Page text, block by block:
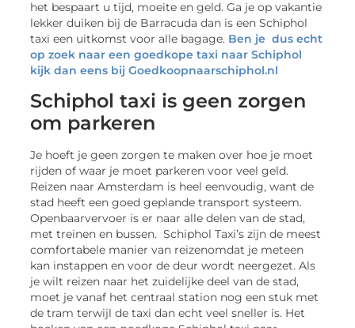
het bespaart u tijd, moeite en geld. Ga je op vakantie
lekker duiken bij de Barracuda dan is een Schiphol
taxi een uitkomst voor alle bagage. Ben je dus echt
op zoek naar een goedkope taxi naar Schiphol
kijk dan eens bij Goedkoopnaarschiphol.nl
Schiphol taxi is geen zorgen
om parkeren
Je hoeft je geen zorgen te maken over hoe je moet
rijden of waar je moet parkeren voor veel geld.
Reizen naar Amsterdam is heel eenvoudig, want de
stad heeft een goed geplande transport systeem.
Openbaarvervoer is er naar alle delen van de stad,
met treinen en bussen. Schiphol Taxi’s zijn de meest
comfortabele manier van reizenomdat je meteen
kan instappen en voor de deur wordt neergezet. Als
je wilt reizen naar het zuidelijke deel van de stad,
moet je vanaf het centraal station nog een stuk met
de tram terwijl de taxi dan echt veel sneller is. Het